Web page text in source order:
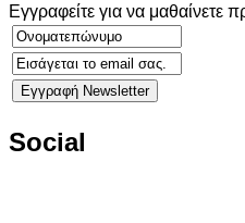
Εγγραφείτε για να μαθαίνετε
Social